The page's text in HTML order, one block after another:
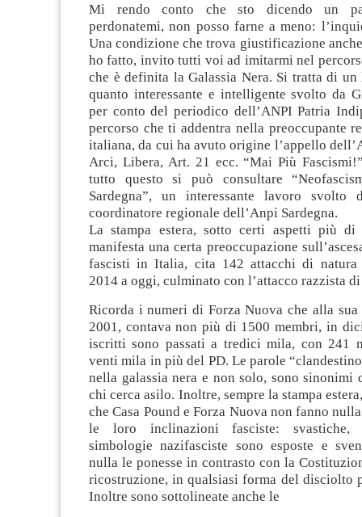
Mi rendo conto che sto dicendo un
perdonatemi, non posso farne a meno:
Una condizione che trova giustificazione
ho fatto, invito tutti voi ad imitarmi nel
che è definita la Galassia Nera. Si tratta di
quanto interessante e intelligente svolto da
per conto del periodico dell’ANPI Patria
percorso che ti addentra nella preoccupante
italiana, da cui ha avuto origine l’appello
Arci, Libera, Art. 21 ecc. “Mai Più
tutto questo si può consultare
Sardegna”, un interessante lavoro svolto
coordinatore regionale dell’Anpi Sardegna.
La stampa estera, sotto certi aspetti più di
manifesta una certa preoccupazione
fascisti in Italia, cita 142 attacchi di natura
2014 a oggi, culminato con l’attacco razzista
Ricorda i numeri di Forza Nuova che alla
2001, contava non più di 1500 membri, in
iscritti sono passati a tredici mila, con 241
venti mila in più del PD. Le parole
nella galassia nera e non solo, sono sinonimi
chi cerca asilo. Inoltre, sempre la stampa
che Casa Pound e Forza Nuova non fanno
le loro inclinazioni fasciste: svastiche,
simbologie nazifasciste sono esposte e
nulla le ponesse in contrasto con la
ricostruzione, in qualsiasi forma del disciolto
Inoltre sono sottolineate anche le